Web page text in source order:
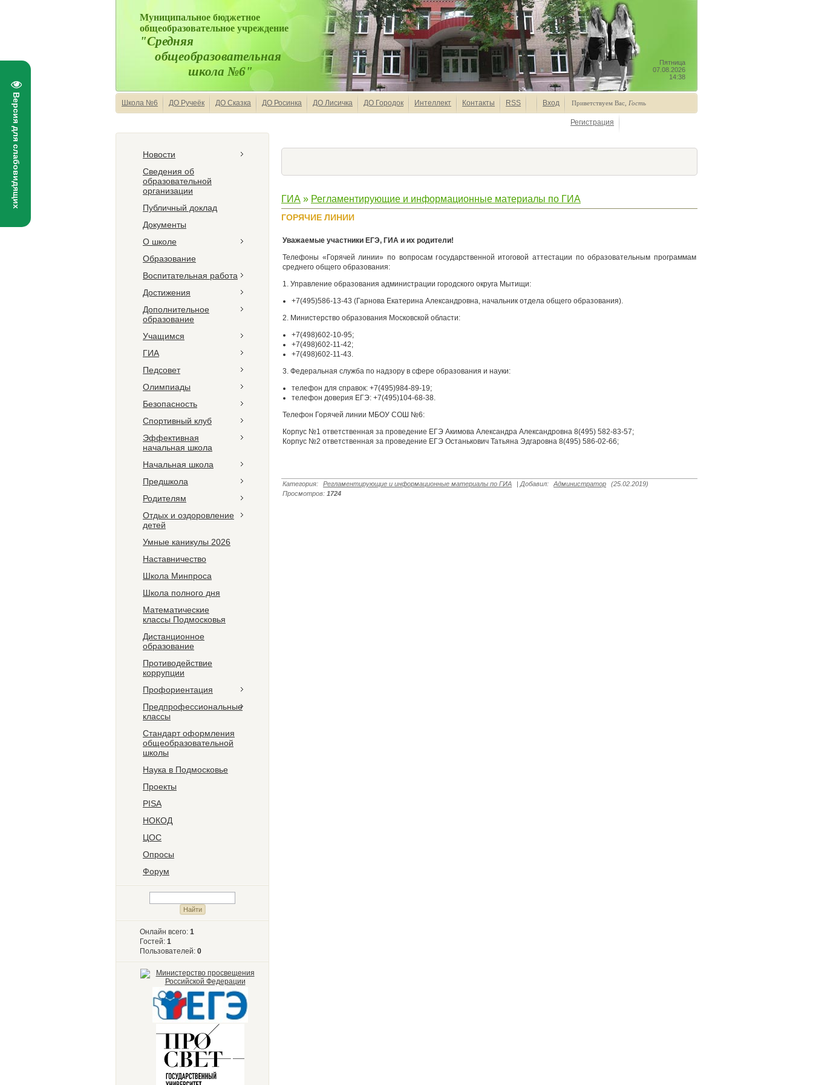
Версия для слабовидящих
Пятница
07.08.2026
14:38
Муниципальное бюджетное
общеобразовательное учреждение
"Средняя
общеобразовательная
школа №6"
Школа №6 ДО Ручеёк ДО Сказка ДО Росинка ДО Лисичка ДО Городок Интеллект Контакты RSS Приветствуем Вас Гость
Вход
Регистрация
Новости
Сведения об
образовательной
организации
Публичный доклад
Документы
О школе
Образование
Воспитательная работа
Достижения
Дополнительное
образование
Учащимся
ГИА
Педсовет
Олимпиады
Безопасность
Спортивный клуб
Эффективная
начальная школа
Начальная школа
Предшкола
Родителям
Отдых и оздоровление
детей
Умные каникулы 2026
Наставничество
Школа Минпроса
Школа полного дня
Математические
классы Подмосковья
Дистанционное
образование
Противодействие
коррупции
Профориентация
Предпрофессиональные
классы
Стандарт оформления
общеобразовательной
школы
Наука в Подмосковье
Проекты
PISA
НОКОД
ЦОС
Опросы
Форум
Онлайн всего: 1
Гостей: 1
Пользователей: 0
ГИА » Регламентирующие и информационные материалы по ГИА
ГОРЯЧИЕ ЛИНИИ
Уважаемые участники ЕГЭ, ГИА и их родители!
Телефоны «Горячей линии» по вопросам государственной итоговой аттестации по образовательным программам
среднего общего образования:
1. Управление образования администрации городского округа Мытищи:
+7(495)586-13-43 (Гарнова Екатерина Александровна, начальник отдела общего образования).
2. Министерство образования Московской области:
+7(498)602-10-95;
+7(498)602-11-42;
+7(498)602-11-43.
3. Федеральная служба по надзору в сфере образования и науки:
телефон для справок: +7(495)984-89-19;
телефон доверия ЕГЭ: +7(495)104-68-38.
Телефон Горячей линии МБОУ СОШ №6:
Корпус №1 ответственная за проведение ЕГЭ Акимова Александра Александровна 8(495) 582-83-57;
Корпус №2 ответственная за проведение ЕГЭ Останькович Татьяна Эдгаровна 8(495) 586-02-66;
Категория: Регламентирующие и информационные материалы по ГИА | Добавил: Администратор
(25.02.2019)
Просмотров: 1724